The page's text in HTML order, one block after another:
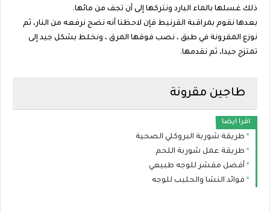
ذلك غسلها بالماء البارد ونتركها إلى أن تجف من مائها.
بعدها نقوم بمراقبة القرنيط فإن لاحظنا أنه نضج نرفعه من النار، ثم
نوزع المقرونة في طبق ، نصب فوقها المرق ، ونخلط بشكل جيد إلى
تمتزج جيدا، ثم نقدمها.
طاجين مقرونة
اقرا ايضا
طريقة شوربة البروكلي الصحية
طريقة عمل شوربة اللحم
أفضل مقشر للوجه طبيعي
فوائد النشا والحليب للوجه